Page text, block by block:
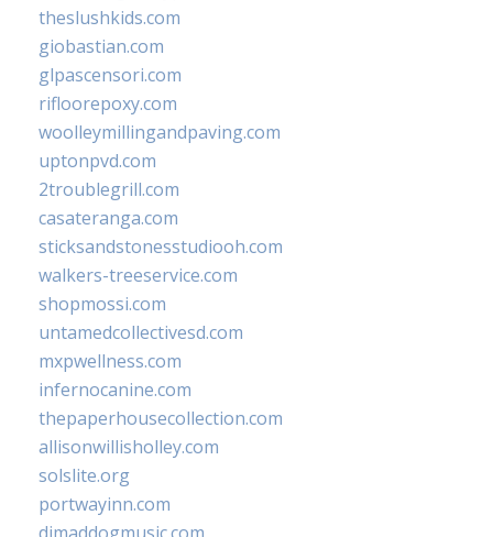
theslushkids.com
giobastian.com
glpascensori.com
rifloorepoxy.com
woolleymillingandpaving.com
uptonpvd.com
2troublegrill.com
casateranga.com
sticksandstonesstudiooh.com
walkers-treeservice.com
shopmossi.com
untamedcollectivesd.com
mxpwellness.com
infernocanine.com
thepaperhousecollection.com
allisonwillisholley.com
solslite.org
portwayinn.com